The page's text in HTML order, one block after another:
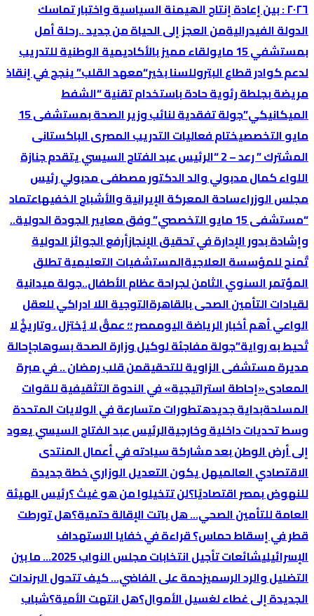
٢٠٢٦ : بین إعادة إنتاج الھیمنة السیاسیة واختبار تماسك
الدولة الفیدرالیةمن العجز إلى الحياة من جديد ..رحلة أمل
بمستشفي 15 مايو
لقاء مميز بالأكاديمية الوطنية للتدريب
لدعم كوادر قطاع البتروللسنا بخير“معهد القلب” ينجح في إنقاذ
مريضة بجلطة رئوية حادة باستخدام تقنية “الشفط
الميكانيكي”
جولة تفقدية لنائب وزير الصحة بمستشفى 15
مايو التخصصيختام فعاليات التدريب المصرى الباكستانى
المشترك ” رعد – 2 “
الرئيس عبد الفتاح السيسي يتقدم جنازة
اللواء كمال مدبولي والد الدكتور مصطفى مدبولي رئيس
مجلس الوزراءساحة المعركة الإيرانية والأشباح الخفيهاعتماد
“مستشفى 15 مايو التخصصي” وفق معايير الجودة الدولية..
وإشادة بدور الإدارة في تحقيق الإنجازأرفع الجوائز الدولية
تٌمنح للمؤسسة العلاجيةالمستشفيات التعليمية تطلق
المؤتمر السنوي الثامن لجراحة عظام الأطفال..جولة ميدانية
لقيادات التأمين الصحى بالقاهرةالتوجية اللا ادراكي للعقل
الواعيأهم أخبار الرياضة اليوممصر ؛؛ عمقٌ لا يُختزل ، وتاريخٌ لا
تُحيط به رواية”جولة مفاجئة لوكيل وزارة الصحة بسوهاجإحالة
مديرة مستشفى الزاوية للتحقيقمن قلب رمضان .. في مبرة
المعادى«إحاطة استراتيجية» في الندوة التثقيفية للقوات
المسلحةبداية جديدهتطورات متسارعة في الولايات المتحدة
وسط تحديات داخلية وخارجيةالرئيس عبد الفتاح السيسي يعود
إلى أرض الوطن بعد مشاركة سيادته في أعمال المنتدى
الاقتصادي العالميهل يكون التعديل الوزاري خطة جديدة
للنهوض بمصر اقتصاديًا؟لن تتخيلوا من هو غيث ؟رئيس الهيئة
العامة للتأمين الصحي… هل باتت الإقالة حتمية؟هل تورطت
قطر في إسقاط حماس؟ قراءة في خفايا الاستهداف
الإسرائيلي
شائعات تأجيل انتخابات مجلس النواب 2025… ما بين
التضليل والرد الرسميزحمة على الفاضي… كيف تتحول البرندات
الجديدة إلى غطاء لغسيل الأموال؟هل انتهت الأمية؟شباب